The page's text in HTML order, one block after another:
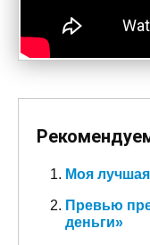
Моя
Превью
деньги»